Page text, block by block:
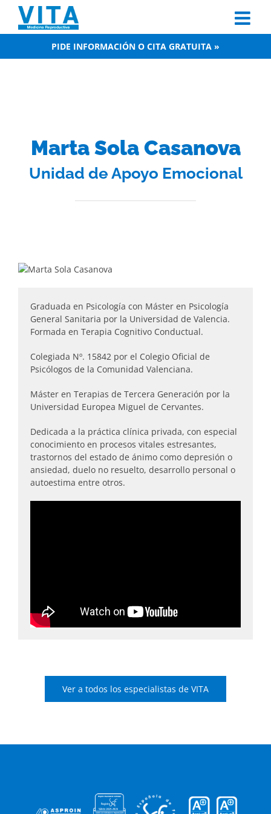
content
PIDE INFORMACIÓN O CITA GRATUITA »
Marta Sola Casanova
Unidad de Apoyo Emocional
Graduada en Psicología con Máster en Psicología
General Sanitaria por la Universidad de Valencia.
Formada en Terapia Cognitivo Conductual.
Colegiada Nº. 15842 por el Colegio Oficial de
Psicólogos de la Comunidad Valenciana.
Máster en Terapias de Tercera Generación por la
Universidad Europea Miguel de Cervantes.
Dedicada a la práctica clínica privada, con especial
conocimiento en procesos vitales estresantes,
trastornos del estado de ánimo como depresión o
ansiedad, duelo no resuelto, desarrollo personal o
autoestima entre otros.
Ver a todos los especialistas de VITA